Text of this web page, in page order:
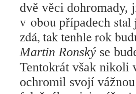
dvě věci dohromady,
v obou případech stal
zdá, tak tenhle rok
Martin Ronský se
Tentokrát však nikoli
ochromil svojí